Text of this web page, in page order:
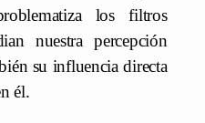
los filtros
nuestra percepción
su influencia directa
él.